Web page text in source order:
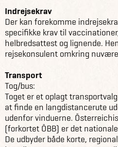
Indrejsekrav
Der kan forekomme
specifikke krav til
helbredsattest og lignende.
rejsekonsulent omkring
Transport
Tog/bus:
Toget er et oplagt
at finde en langdistancerute
udenfor vinduerne.
(forkortet ÖBB) er det
De udbyder både korte,